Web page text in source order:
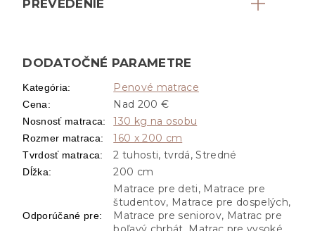
PREVEDENIE
DODATOČNÉ PARAMETRE
Kategória: Penové matrace
Cena: Nad 200 €
Nosnosť matraca: 130 kg na osobu
Rozmer matraca: 160 x 200 cm
Tvrdosť matraca: 2 tuhosti, tvrdá, Stredné
Dĺžka: 200 cm
Odporúčané pre:
Matrace pre deti, Matrace pre
študentov, Matrace pre dospelých,
Matrace pre seniorov, Matrac pre